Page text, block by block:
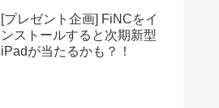
[プレゼント企画] FiNCをイ
ンストールすると次期新型
iPadが当たるかも？！